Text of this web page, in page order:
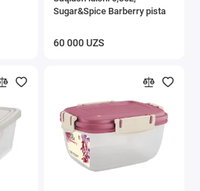
Sugar&Spice Вarberry pista
60 000 UZS